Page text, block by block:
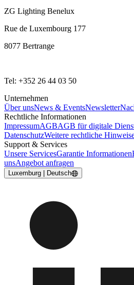
ZG Lighting Benelux
Rue de Luxembourg 177
8077 Bertrange
Tel: +352 26 44 03 50
Unternehmen
Über unsNews & EventsNewsletter
Rechtliche Informationen
ImpressumAGBAGB für digitale
DatenschutzWeitere rechtliche
Support & Services
Unsere ServicesGarantie Informationen
unsAngebot anfragen
Luxemburg | Deutsch